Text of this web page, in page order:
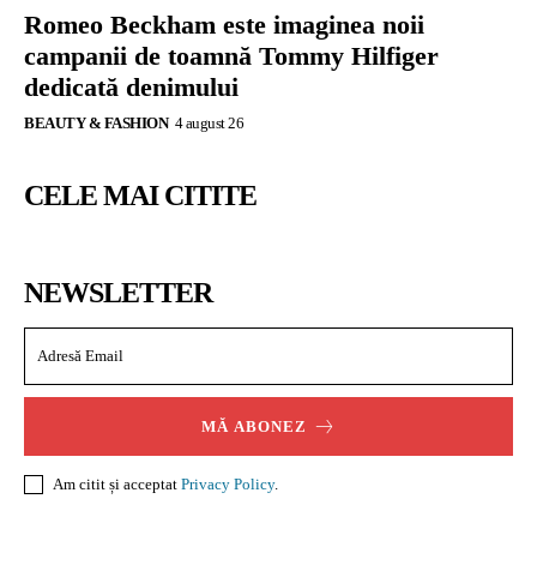
Romeo Beckham este imaginea noii
campanii de toamnă Tommy Hilfiger
dedicată denimului
BEAUTY & FASHION 4 august 26
CELE MAI CITITE
NEWSLETTER
MĂ ABONEZ
Am citit și acceptat Privacy Policy.